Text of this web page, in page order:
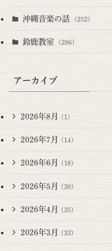
沖縄音楽の話 (252)
鈴鹿教室 (286)
アーカイブ
2026年8月 (1)
2026年7月 (14)
2026年6月 (18)
2026年5月 (30)
2026年4月 (35)
2026年3月 (33)